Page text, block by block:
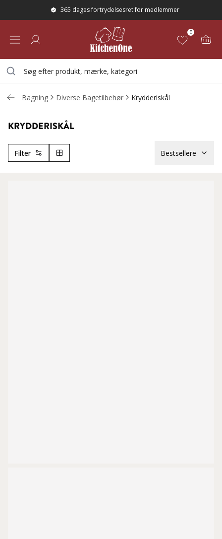
365 dages fortrydelsesret for medlemmer
0
Bagning Diverse Bagetilbehør Krydderiskål
KRYDDERISKÅL
Filter Bestsellere